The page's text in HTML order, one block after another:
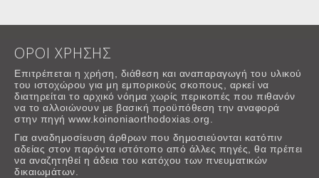
ΟΡΟΙ ΧΡΗΣΗΣ
Επιτρέπεται η χρήση, διάθεση και αναπαραγωγή του υλικού
του ιστοχώρου για μη εμπορικούς σκοπους, αρκεί να
διατηρείται το αρχικό νόημα χωρίς περικοπές που πιθανόν
να το αλλοιώνουν με βασική προϋπόθεση την αναφορά
στην πηγή www.koinoniaorthodoxias.org.
Για αναδημοσίευση άρθρων που δημοσιεύονται κατόπιν
αδείας στον παρόντα ιστότοπο από άλλες πηγές, θα πρέπει
να αναζητηθεί η άδεια του κατόχου των πνευματικών
δικαιωμάτων.